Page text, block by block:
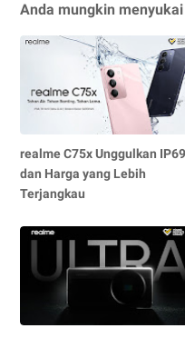
Anda mungkin
realme C75x Unggulkan IP69
dan Harga yang Lebih
Terjangkau